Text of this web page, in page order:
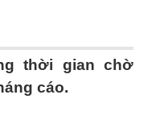
thời gian chờ
cáo.